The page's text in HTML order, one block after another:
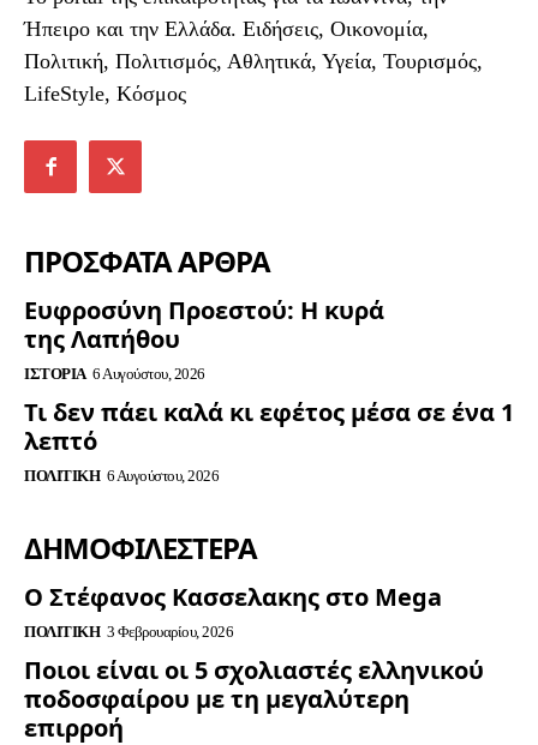
Ήπειρο και την Ελλάδα. Ειδήσεις, Οικονομία,
Πολιτική, Πολιτισμός, Αθλητικά, Υγεία, Τουρισμός,
LifeStyle, Κόσμος
ΠΡΟΣΦΑΤΑ ΑΡΘΡΑ
Ευφροσύνη Προεστού: Η κυρά
της Λαπήθου
ΙΣΤΟΡΊΑ 6 Αυγούστου, 2026
Τι δεν πάει καλά κι εφέτος μέσα σε ένα 1
λεπτό
ΠΟΛΙΤΙΚΉ 6 Αυγούστου, 2026
ΔΗΜΟΦΙΛΈΣΤΕΡΑ
Ο Στέφανος Κασσελακης στο Mega
ΠΟΛΙΤΙΚΉ 3 Φεβρουαρίου, 2026
Ποιοι είναι οι 5 σχολιαστές ελληνικού
ποδοσφαίρου με τη μεγαλύτερη
επιρροή